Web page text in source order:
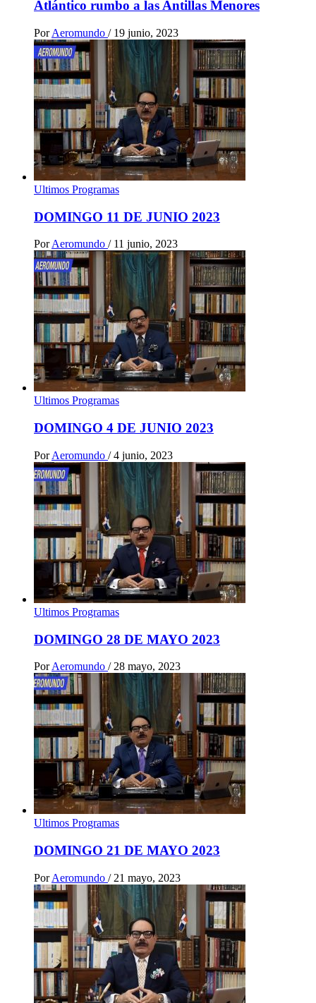
Atlántico rumbo a las Antillas Menores
Por Aeromundo / 19 junio, 2023
Ultimos Programas
DOMINGO 11 DE JUNIO 2023
PorAeromundo / 11 junio, 2023
Ultimos Programas
DOMINGO 4 DE JUNIO 2023
Por Aeromundo / 4 junio, 2023
Ultimos Programas
DOMINGO 28 DE MAYO 2023
Por Aeromundo / 28 mayo, 2023
Ultimos Programas
DOMINGO 21 DE MAYO 2023
Por Aeromundo / 21 mayo, 2023